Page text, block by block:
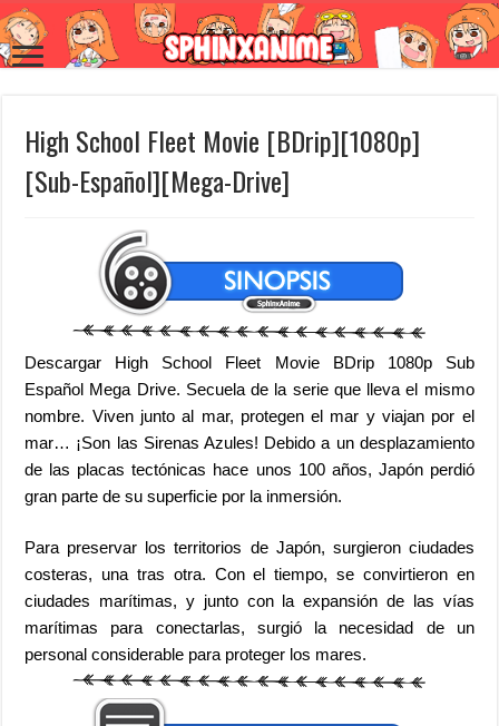
High School Fleet Movie [BDrip][1080p]
[Sub-Español][Mega-Drive]
Descargar High School Fleet Movie BDrip 1080p Sub
Español Mega Drive. Secuela de la serie que lleva el mismo
nombre. Viven junto al mar, protegen el mar y viajan por el
mar… ¡Son las Sirenas Azules! Debido a un desplazamiento
de las placas tectónicas hace unos 100 años, Japón perdió
gran parte de su superficie por la inmersión.
Para preservar los territorios de Japón, surgieron ciudades
costeras, una tras otra. Con el tiempo, se convirtieron en
ciudades marítimas, y junto con la expansión de las vías
marítimas para conectarlas, surgió la necesidad de un
personal considerable para proteger los mares.